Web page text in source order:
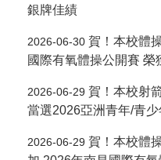
銀牌佳績
2026-06-30 賀！本校體
國際有氧體操公開賽 榮
2026-06-29 賀！本校射
當選2026亞洲青年/青
2026-06-29 賀！本校體